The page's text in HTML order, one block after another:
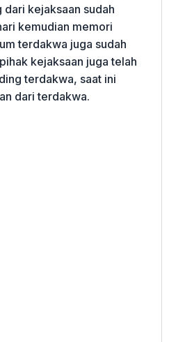
kejaksaan sudah
kemudian memori
terdakwa juga sudah
kejaksaan juga telah
terdakwa, saat ini
dari terdakwa.